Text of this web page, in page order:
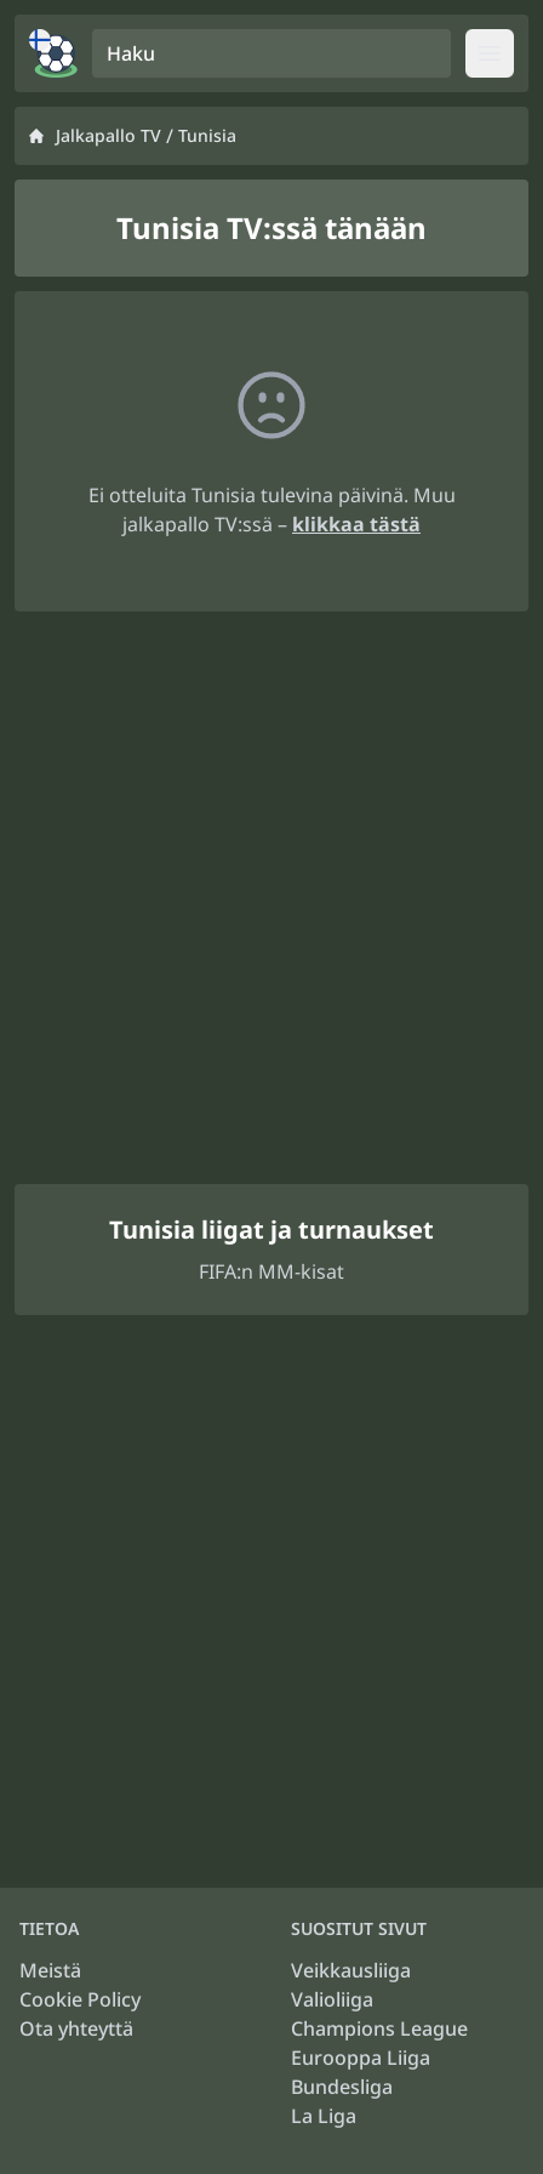
Jalkapallo TV / Tunisia
Tunisia TV:ssä tänään
Ei otteluita Tunisia tulevina päivinä. Muu
jalkapallo TV:ssä – klikkaa tästä
Tunisia liigat ja turnaukset
FIFA:n MM-kisat
TIETOA
Meistä
Cookie Policy
Ota yhteyttä
SUOSITUT SIVUT
Veikkausliiga
Valioliiga
Champions League
Eurooppa Liiga
Bundesliga
La Liga